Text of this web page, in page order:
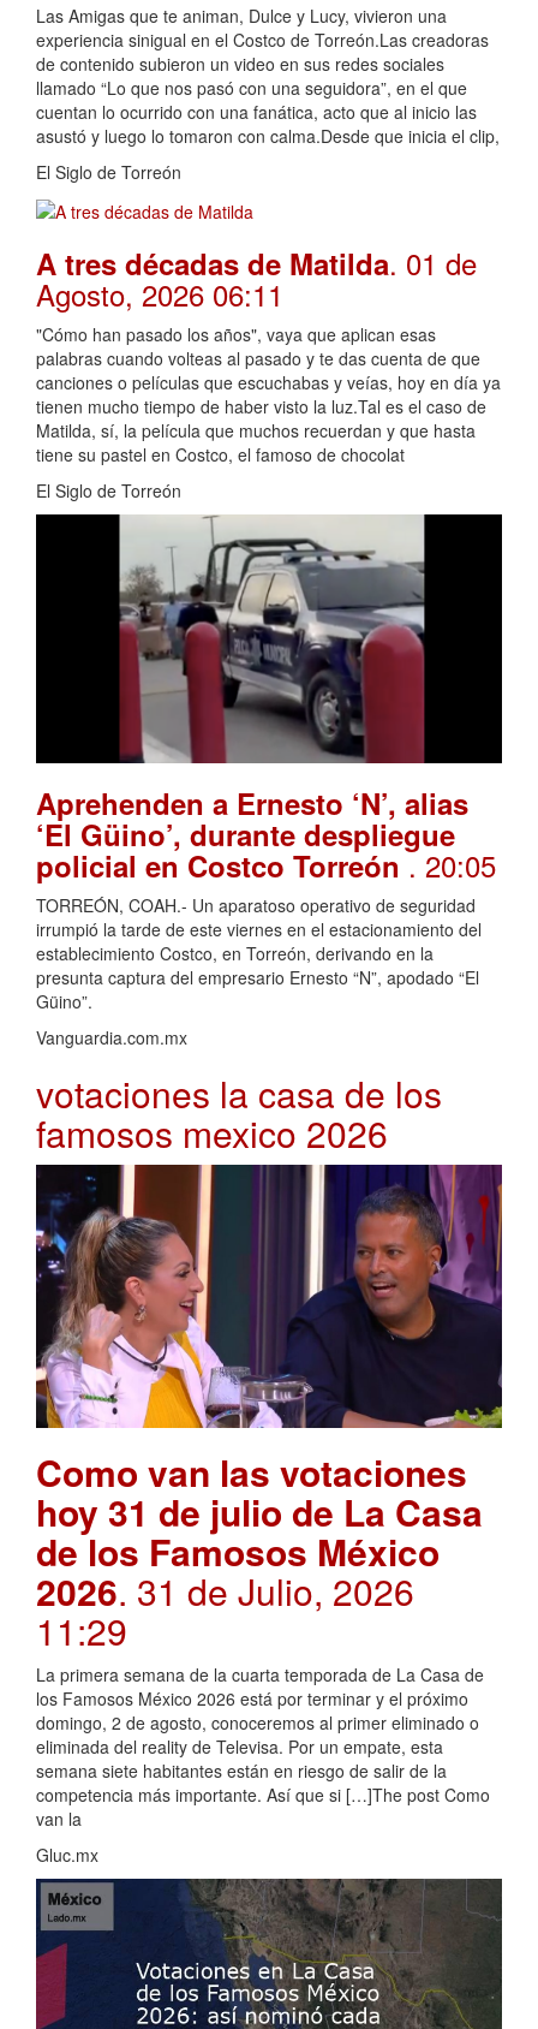
Las Amigas que te animan, Dulce y Lucy, vivieron una
experiencia sinigual en el Costco de Torreón.Las creadoras
de contenido subieron un video en sus redes sociales
llamado “Lo que nos pasó con una seguidora”, en el que
cuentan lo ocurrido con una fanática, acto que al inicio las
asustó y luego lo tomaron con calma.Desde que inicia el clip,
El Siglo de Torreón
A tres décadas de Matilda. 01 de
Agosto, 2026 06:11
"Cómo han pasado los años", vaya que aplican esas
palabras cuando volteas al pasado y te das cuenta de que
canciones o películas que escuchabas y veías, hoy en día ya
tienen mucho tiempo de haber visto la luz.Tal es el caso de
Matilda, sí, la película que muchos recuerdan y que hasta
tiene su pastel en Costco, el famoso de chocolat
El Siglo de Torreón
Aprehenden a Ernesto ‘N’, alias
‘El Güino’, durante despliegue
policial en Costco Torreón. 20:05
TORREÓN, COAH.- Un aparatoso operativo de seguridad
irrumpió la tarde de este viernes en el estacionamiento del
establecimiento Costco, en Torreón, derivando en la
presunta captura del empresario Ernesto “N”, apodado “El
Güino”.
Vanguardia.com.mx
votaciones la casa de los
famosos mexico 2026
Como van las votaciones
hoy 31 de julio de La Casa
de los Famosos México
2026. 31 de Julio, 2026
11:29
La primera semana de la cuarta temporada de La Casa de
los Famosos México 2026 está por terminar y el próximo
domingo, 2 de agosto, conoceremos al primer eliminado o
eliminada del reality de Televisa. Por un empate, esta
semana siete habitantes están en riesgo de salir de la
competencia más importante. Así que si […]The post Como
van la
Gluc.mx